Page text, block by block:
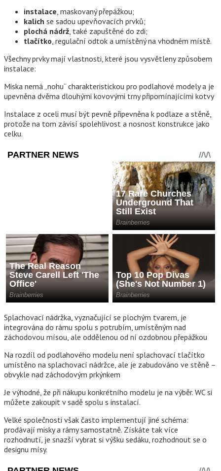
instalace, maskovaný přepážkou;
kalich se sadou upevňovacích prvků;
plochá nádrž, také zapuštěné do zdi;
tlačítko, regulační odtok a umístěný na vhodném místě.
Všechny prvky mají vlastnosti, které jsou vysvětleny způsobem
instalace:
Miska nemá „nohu“ charakteristickou pro podlahové modely a je
upevněna dvěma dlouhými kovovými trny připomínajícími kotvy
Instalace z oceli musí být pevně připevněna k podlaze a stěně,
protože na tom závisí spolehlivost a nosnost konstrukce jako
celku.
Splachovací nádržka, vyznačující se plochým tvarem, je
integrována do rámu spolu s potrubím, umístěným nad
záchodovou mísou, ale oddělenou od ní ozdobnou přepážkou
Na rozdíl od podlahového modelu není splachovací tlačítko
umístěno na splachovací nádržce, ale je zabudováno ve stěně –
obvykle nad záchodovým prkýnkem
Je výhodné, že při nákupu konkrétního modelu je na výběr. WC si
můžete zakoupit v sadě spolu s instalací.
Velké společnosti však často implementují jiné schéma:
prodávají misky a rámy samostatně. Získáte tak více
rozhodnutí, je snazší vybrat si výšku sedáku, rozhodnout se o
designu mísy.